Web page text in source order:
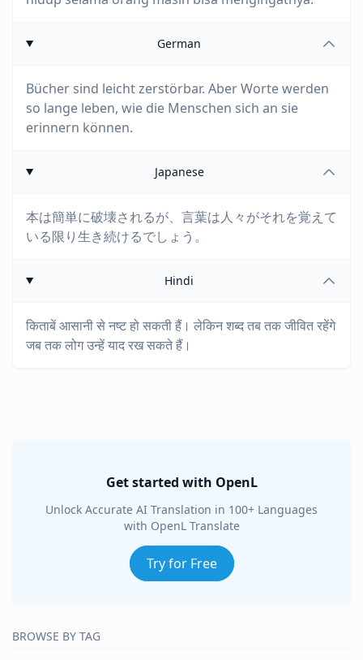
German
Bücher sind leicht zerstörbar. Aber Worte werden
so lange leben, wie die Menschen sich an sie
erinnern können.
Japanese
本は簡単に破壊されるが、言葉は人々がそれを覚えて
いる限り生き続けるでしょう。
Hindi
किताबें आसानी से नष्ट हो सकती हैं। लेकिन शब्द तब तक जीवित रहेंगे
जब तक लोग उन्हें याद रख सकते हैं।
Get started with OpenL
Unlock Accurate AI Translation in 100+ Languages
with OpenL Translate
Try for Free
BROWSE BY TAG